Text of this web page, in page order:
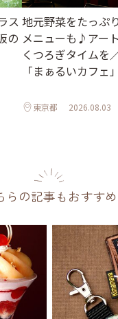
ス
の
地元野菜をたっぷ
メニューも♪アー
くつろぎタイムを
「まぁるいカフェ」
東京都 2026.08.03
らの記事もおすすめ